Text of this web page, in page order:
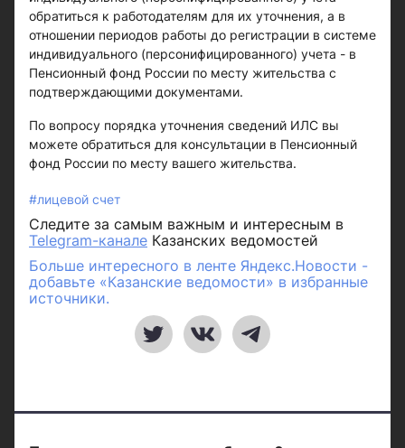
обратиться к работодателям для их уточнения, а в
отношении периодов работы до регистрации в системе
индивидуального (персонифицированного) учета - в
Пенсионный фонд России по месту жительства с
подтверждающими документами.
По вопросу порядка уточнения сведений ИЛС вы
можете обратиться для консультации в Пенсионный
фонд России по месту вашего жительства.
#лицевой счет
Следите за самым важным и интересным в
Telegram-канале Казанских ведомостей
Больше интересного в ленте Яндекс.Новости -
добавьте «Казанские ведомости» в избранные
источники.